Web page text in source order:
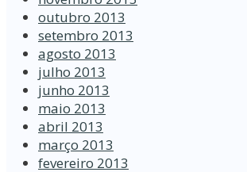
outubro 2013
setembro 2013
agosto 2013
julho 2013
junho 2013
maio 2013
abril 2013
março 2013
fevereiro 2013